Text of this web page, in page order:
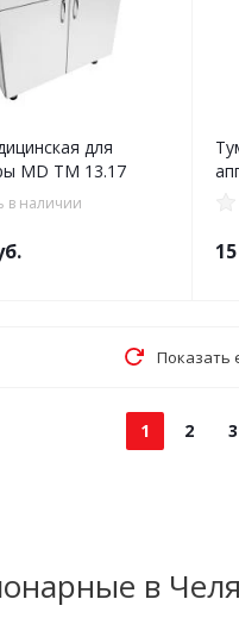
для
MD ТМ 13.17
в наличии
Показать
1 2 3
в